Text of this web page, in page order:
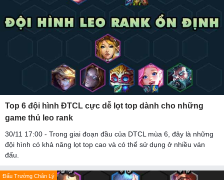
Top 6 đội hình ĐTCL cực dễ lọt top dành cho những
game thủ leo rank
30/11 17:00 - Trong giai đoạn đầu của DTCL mùa 6, đây là những
đội hình có khả năng lọt top cao và có thể sử dụng ở nhiều ván
đấu.
Đấu Trường Chân Lý